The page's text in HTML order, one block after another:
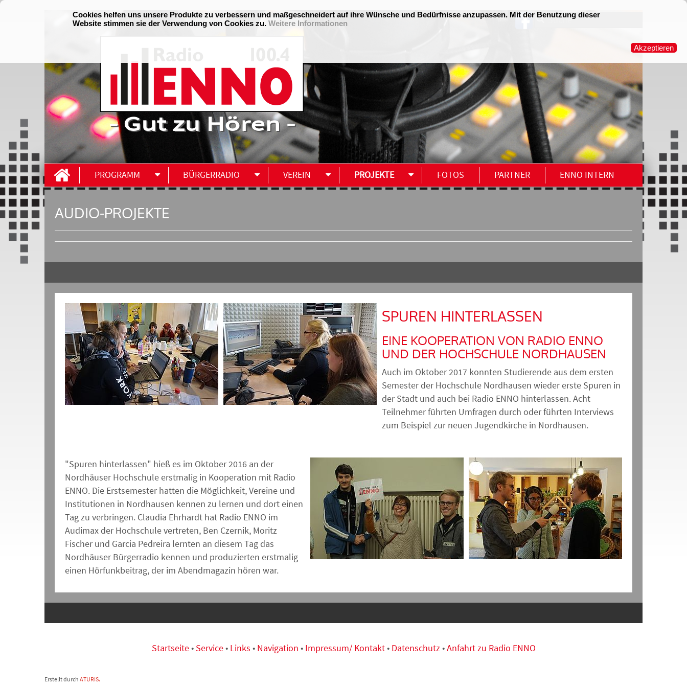
- Gut zu Hören -
PROGRAMM BÜRGERRADIO VEREIN PROJEKTE FOTOS PARTNER ENNO INTERN
AUDIO-PROJEKTE
SPUREN HINTERLASSEN
EINE KOOPERATION VON RADIO ENNO
UND DER HOCHSCHULE NORDHAUSEN
Auch im Oktober 2017 konnten Studierende aus dem ersten
Semester der Hochschule Nordhausen wieder erste Spuren in
der Stadt und auch bei Radio ENNO hinterlassen. Acht
Teilnehmer führten Umfragen durch oder führten Interviews
zum Beispiel zur neuen Jugendkirche in Nordhausen.
"Spuren hinterlassen" hieß es im Oktober 2016 an der
Nordhäuser Hochschule erstmalig in Kooperation mit Radio
ENNO. Die Erstsemester hatten die Möglichkeit, Vereine und
Institutionen in Nordhausen kennen zu lernen und dort einen
Tag zu verbringen. Claudia Ehrhardt hat Radio ENNO im
Audimax der Hochschule vertreten, Ben Czernik, Moritz
Fischer und Garcia Pedreira lernten an diesem Tag das
Nordhäuser Bürgerradio kennen und produzierten erstmalig
einen Hörfunkbeitrag, der im Abendmagazin hören war.
Startseite• Service• Links • Navigation • Impressum/ Kontakt• Datenschutz•Anfahrt zu Radio ENNO
Erstellt durch ATURIS.